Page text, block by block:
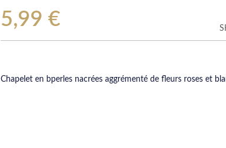
5,99 €
Chapelet en bperles nacrées aggrémenté de fleurs roses et